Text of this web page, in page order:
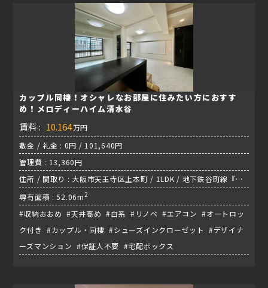
カップル同棲！オシャレなお部屋に住みたい方におすす
め！メロディーハイム清水谷
賃料 : 10.164万円
敷金 / 礼金 : 0円 / 101,640円
管理費 : 13,360円
住所 / 間取り : 大阪市天王寺区上本町 / 1LDK / 地下鉄谷町線『谷
町六丁目』
専有面積 : 52.06m2
#収納おおめ #天井高め #白系 #リノベ #エアコン #オートロッ
ク付き #カップル・同棲 #シューズインクローゼット #デザイナ
ーズマンション #保証人不要 #宅配ボックス